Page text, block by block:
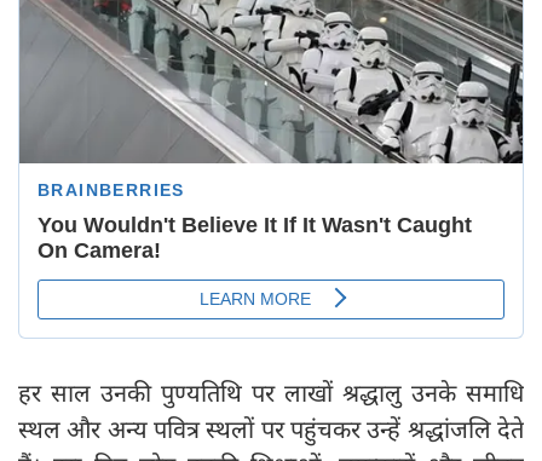
हर साल उनकी पुण्यतिथि पर लाखों श्रद्धालु उनके समाधि
स्थल और अन्य पवित्र स्थलों पर पहुंचकर उन्हें श्रद्धांजलि देते